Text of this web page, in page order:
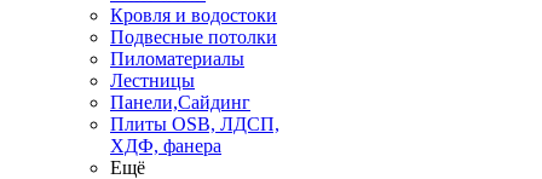
Кровля и водостоки
Подвесные потолки
Пиломатериалы
Лестницы
Панели,Сайдинг
Плиты OSB, ЛДСП,
ХДФ, фанера
Ещё